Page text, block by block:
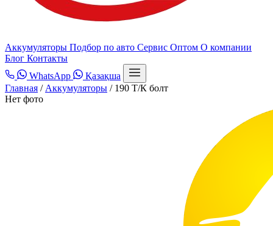
Аккумуляторы Подбор по авто Сервис Оптом О компании
Блог Контакты
WhatsApp
Қазақша
Главная / Аккумуляторы / 190 Т/К болт
Нет фото